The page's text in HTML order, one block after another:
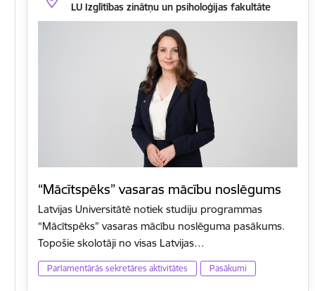
LU Izglītības zinātņu un psiholoģijas fakultāte
“Mācītspēks” vasaras mācību noslēgums
Latvijas Universitātē notiek studiju programmas
“Mācītspēks” vasaras mācību noslēguma pasākums.
Topošie skolotāji no visas Latvijas…
Parlamentārās sekretāres aktivitātes Pasākumi